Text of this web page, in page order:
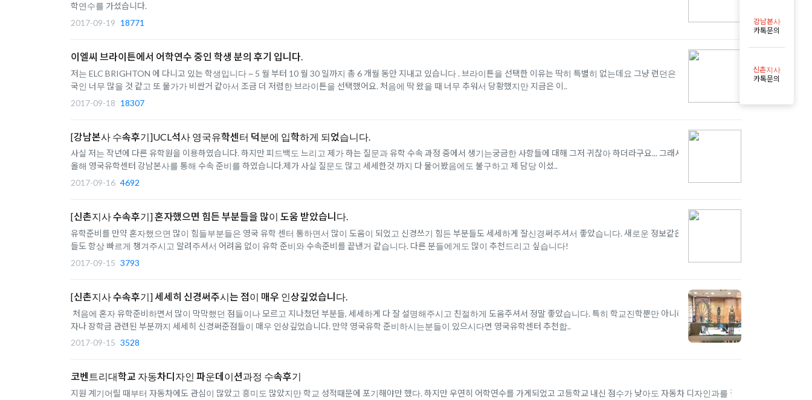
강남본사
카톡문의
신촌지사
카톡문의
학연수를 가셨습니다.
2017-09-19 18771
이엘씨 브라이튼에서 어학연수 중인 학생 분의 후기 입니다.
저는 ELC BRIGHTON 에 다니고 있는 학생입니다 ~ 5 월 부터 10 월 30 일까지 총 6 개월 동안 지내고 있습니다 . 브라이튼을 선택한 이유는 딱히 특별히 없는데요 그냥 런던은 한
국인 너무 많을 것 같고 또 물가가 비싼거 같아서 조금 더 저렴한 브라이튼을 선택했어요. 처음에 딱 왔을 때 너무 추워서 당황했지만 지금은 이..
2017-09-18 18307
[강남본사 수속후기]UCL석사 영국유학센터 덕분에 입학하게 되었습니다.
사실 저는 작년에 다른 유학원을 이용하였습니다. 하지만 피드백도 느리고 제가 하는 질문과 유학 수속 과정 중에서 생기는궁금한 사항들에 대해 그저 귀찮아 하더라구요... 그래서
올해 영국유학센터 강남본사를 통해 수속 준비를 하였습니다.제가 사실 질문도 많고 세세한것 까지 다 물어봤음에도 불구하고 제 담당 이셨..
2017-09-16 4692
[신촌지사 수속후기] 혼자했으면 힘든 부분들을 많이 도움 받았습니다.
유학준비를 만약 혼자했으면 많이 힘들부분들은 영국 유학 센터 통하면서 많이 도움이 되었고 신경쓰기 힘든 부분들도 세세하게 잘신경써주셔서 좋았습니다. 새로운 정보같은 것
들도 항상 빠르게 챙겨주시고 알려주셔서 어려움 없이 유학 준비와 수속준비를 끝낸거 같습니다. 다른 분들에게도 많이 추천드리고 싶습니다!
2017-09-15 3793
[신촌지사 수속후기] 세세히 신경써주시는 점이 매우 인상깊었습니다.
처음에 혼자 유학준비하면서 많이 막막했던 점들이나 모르고 지나쳤던 부분들, 세세하게 다 잘 설명해주시고 친절하게 도움주셔서 정말 좋았습니다. 특히 학교진학뿐만 아니라 비
자나 장학금 관련된 부분까지 세세히 신경써준점들이 매우 인상깊었습니다. 만약 영국유학 준비하시는분들이 있으시다면 영국유학센터 추천합..
2017-09-15 3528
코벤트리대학교 자동차디자인 파운데이션과정 수속후기
지원 계기어릴 때부터 자동차에도 관심이 많았고 흥미도 많았지만 학교 성적때문에 포기해야만 했다. 하지만 우연히 어학연수를 가게되었고 고등학교 내신 점수가 낮아도 자동차 디자인과를 갈